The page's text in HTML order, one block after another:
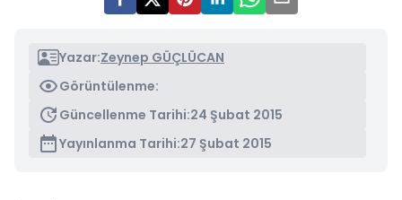
Yazar:Zeynep GÜÇLÜCAN
Görüntülenme:
Güncellenme Tarihi:24 Şubat 2015
Yayınlanma Tarihi:27 Şubat 2015